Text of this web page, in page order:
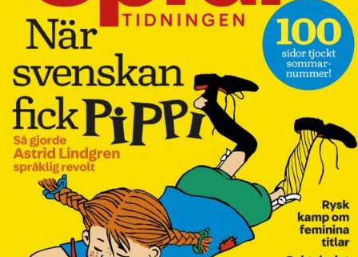
Podden
Anmäl till språkpolisen
Föreslå nyord
Annonsera
Prenumerera
Läs Språktidningen digitalt
Press